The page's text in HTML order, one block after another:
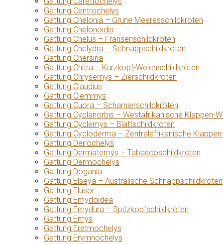
Gattung Centrochelys
Gattung Chelonia – Grüne Meeresschildkröten
Gattung Chelonoidis
Gattung Chelus – Fransenschildkröten
Gattung Chelydra – Schnappschildkröten
Gattung Chersina
Gattung Chitra – Kurzkopf-Weichschildkröten
Gattung Chrysemys – Zierschildkröten
Gattung Claudius
Gattung Clemmys
Gattung Cuora – Scharnierschildkröten
Gattung Cyclanorbis – Westafrikanische Klappen-
Gattung Cyclemys – Blattschildkröten
Gattung Cycloderma – Zentralafrikanische
Gattung Deirochelys
Gattung Dermatemys – Tabascoschildkröten
Gattung Dermochelys
Gattung Dogania
Gattung Elseya – Australische Schnappschildkröten
Gattung Elusor
Gattung Emydoidea
Gattung Emydura – Spitzkopfschildkröten
Gattung Emys
Gattung Eretmochelys
Gattung Erymnochelys